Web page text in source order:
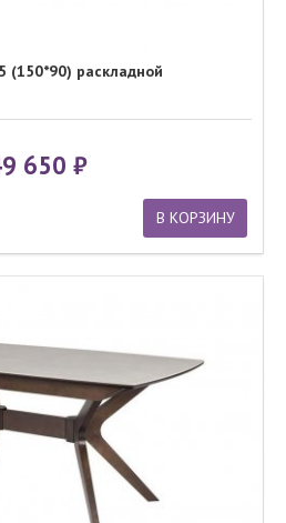
(150*90) раскладной
650
В КОРЗИНУ